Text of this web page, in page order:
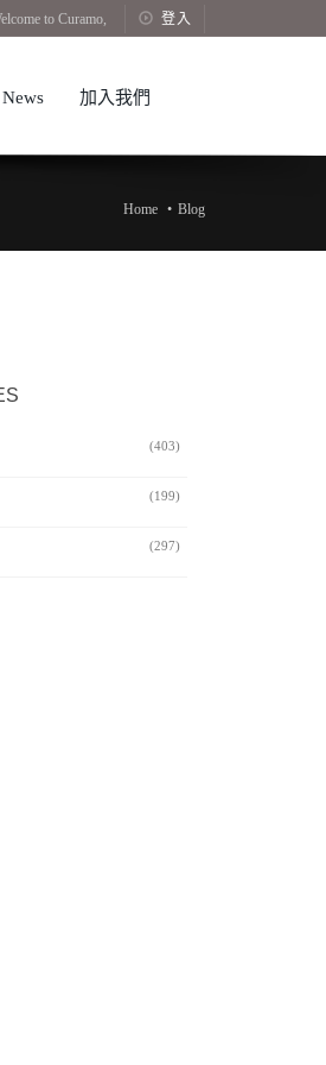
to Curamo, 登入
News 加入我們
Home Blog
(403)
(199)
(297)